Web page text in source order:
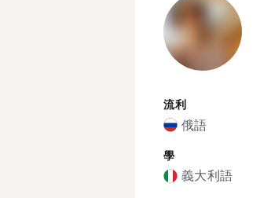
流利
俄語
學
義大利語